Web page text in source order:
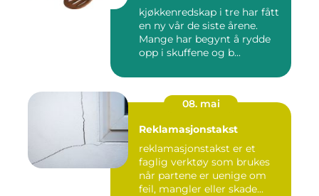
kjøkkenredskap i tre har fått
en ny vår de siste årene.
Mange har begynt å rydde
opp i skuffene og b...
08. mai
Reklamasjonstakst
reklamasjonstakst er et
faglig verktøy som brukes
når partene er uenige om
feil, mangler eller skade...